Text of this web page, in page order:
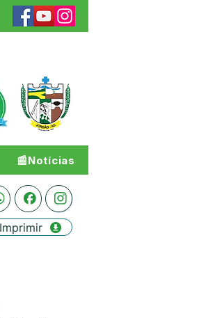
📰Notícias
Imprimir